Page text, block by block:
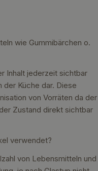
wie Gummibärchen o.
Inhalt jederzeit sichtbar
der Küche dar. Diese
von Vorräten da der
Zustand direkt sichtbar
verwendet?
von Lebensmitteln und